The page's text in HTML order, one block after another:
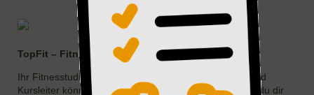
TopFit – Fitness Schlangen
Ihr Fitnesstudio in Schlangen. Durch unsere Trainer und
Kursleiter können wir dir immer die Fitness bieten, die du dir